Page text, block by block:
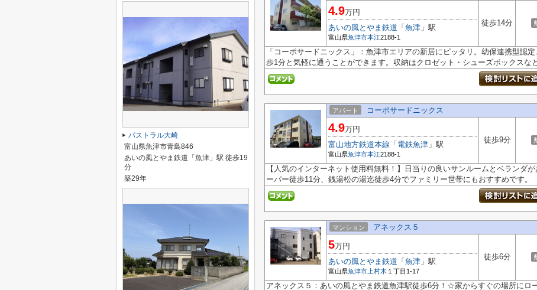
4.9万円
あいの風とやま鉄道 「 魚津 」駅
富山県魚津市本江2188-1
徒歩14分
「コーポサードニックス」：魚津市エリアの新居にピッタリ。幼保連携型認
歩1分と気軽に通うことができます。収納はクロゼット・シューズボックスな
アパート コーポサードニックス
4.9万円
富山地方鉄道本線 「 電鉄魚津 」駅
富山県魚津市本江2188-1
徒歩9分
【人気のインターネット使用料無料！】日当りの良いサンルームとベランダ
ーパー徒歩11分、銭湯松の湯迄徒歩4分でファミリー世帯にもおすすめです。
マンション アネックス５
5万円
あいの風とやま鉄道 「 魚津 」駅
富山県魚津市 上村木 １丁目1-17
徒歩6分
アネックス５：あいの風とやま鉄道魚津駅徒歩6分！☆家からすぐの場所にロ
パストラル大崎
富山県魚津市青島846
あいの風とやま鉄道「魚津」駅 徒歩19
分
築29年